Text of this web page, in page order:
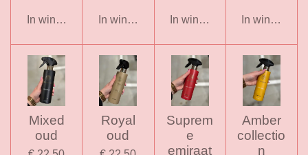
In winkelwagenIn winkelwagenIn winkelwagenIn
Mixed
oud
Royal
oud
Suprem
e
emiraat
Amber
collectio
n